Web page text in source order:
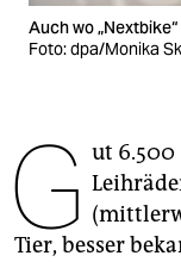
fragen & hilfe
genossenschaft
epaper login
Auch wo
Foto: dpa/Monika
G ut 6.500
Tier, besser